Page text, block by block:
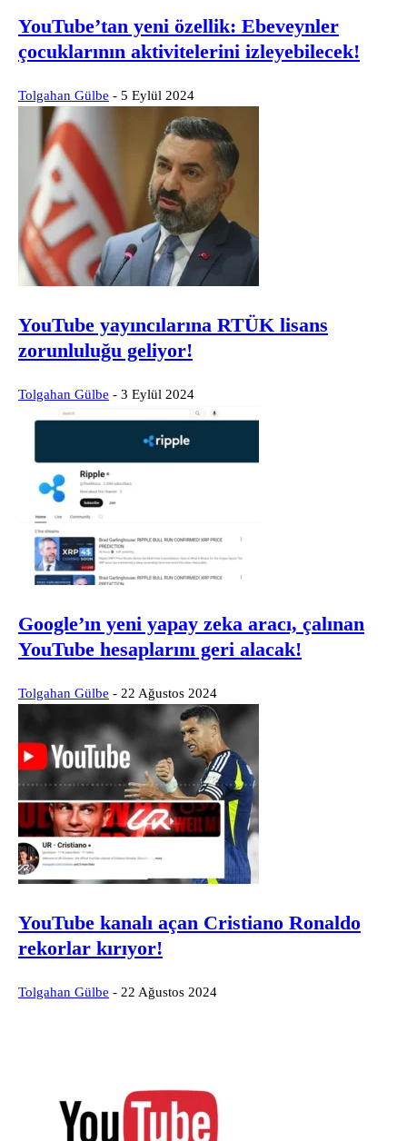
YouTube’tan yeni özellik: Ebeveynler
çocuklarının aktivitelerini izleyebilecek!
Tolgahan Gülbe - 5 Eylül 2024
YouTube yayıncılarına RTÜK lisans
zorunluluğu geliyor!
Tolgahan Gülbe - 3 Eylül 2024
Google’ın yeni yapay zeka aracı, çalınan
YouTube hesaplarını geri alacak!
Tolgahan Gülbe - 22 Ağustos 2024
YouTube kanalı açan Cristiano Ronaldo
rekorlar kırıyor!
Tolgahan Gülbe - 22 Ağustos 2024